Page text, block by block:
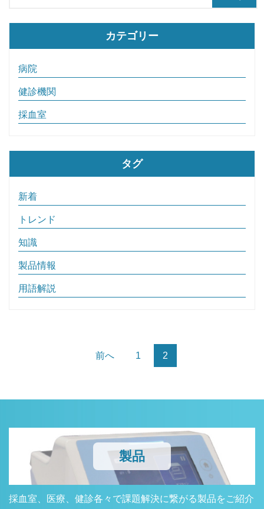
カテゴリー
病院
健診機関
採血室
タグ
新着
トレンド
知識
製品情報
用語解説
前へ 1 2
製品
採血室、医療、健診各々で課題解決に繋がる製品をご紹介